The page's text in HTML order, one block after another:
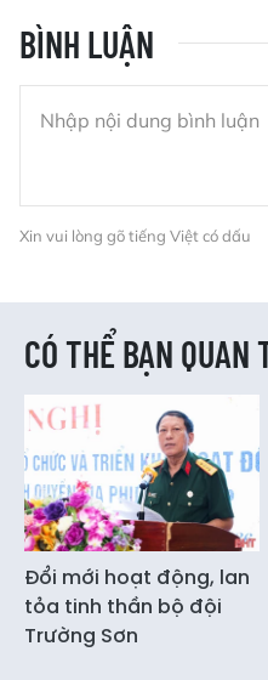
BÌNH LUẬN
Xin vui lòng gõ tiếng Việt có dấu
CÓ THỂ BẠN QUAN
Đổi mới hoạt động, lan
tỏa tinh thần bộ đội
Trường Sơn